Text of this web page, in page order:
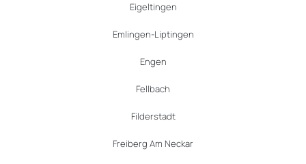
Eigeltingen
Emlingen-Liptingen
Engen
Fellbach
Filderstadt
Freiberg Am Neckar